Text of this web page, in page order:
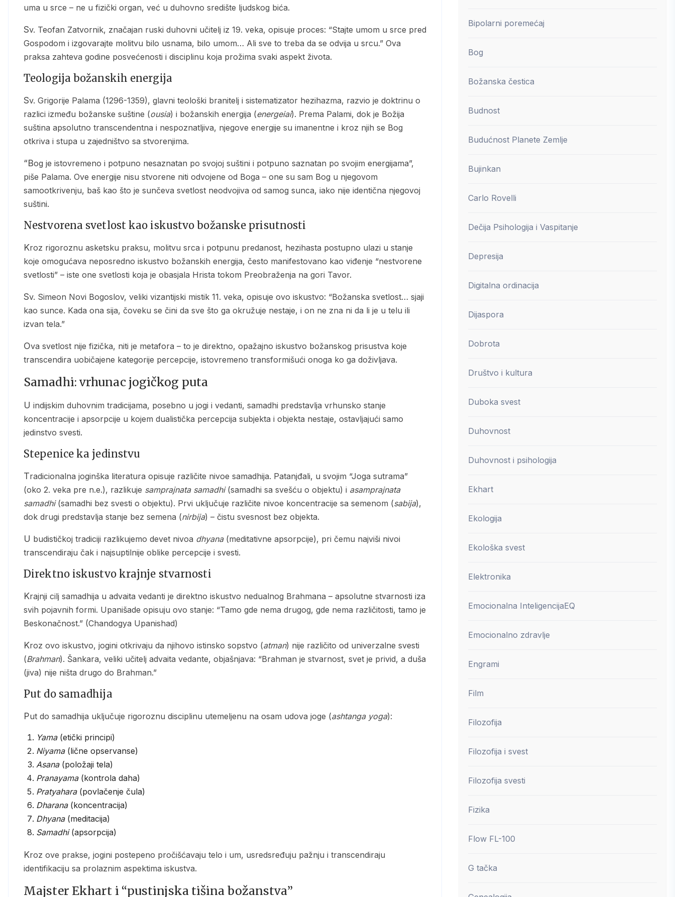
uma u srce – ne u fizički organ, već u duhovno središte ljudskog bića.
Sv. Teofan Zatvornik, značajan ruski duhovni učitelj iz 19. veka, opisuje proces: “Stajte umom u srce pred
Gospodom i izgovarajte molitvu bilo usnama, bilo umom… Ali sve to treba da se odvija u srcu.” Ova
praksa zahteva godine posvećenosti i disciplinu koja prožima svaki aspekt života.
Teologija božanskih energija
Sv. Grigorije Palama (1296-1359), glavni teološki branitelj i sistematizator hezihazma, razvio je doktrinu o
razlici između božanske suštine (ousia) i božanskih energija (energeiai). Prema Palami, dok je Božija
suština apsolutno transcendentna i nespoznatljiva, njegove energije su imanentne i kroz njih se Bog
otkriva i stupa u zajedništvo sa stvorenjima.
“Bog je istovremeno i potpuno nesaznatan po svojoj suštini i potpuno saznatan po svojim energijama”,
piše Palama. Ove energije nisu stvorene niti odvojene od Boga – one su sam Bog u njegovom
samootkrivenju, baš kao što je sunčeva svetlost neodvojiva od samog sunca, iako nije identična njegovoj
suštini.
Nestvorena svetlost kao iskustvo božanske prisutnosti
Kroz rigoroznu asketsku praksu, molitvu srca i potpunu predanost, hezihasta postupno ulazi u stanje
koje omogućava neposredno iskustvo božanskih energija, često manifestovano kao viđenje “nestvorene
svetlosti” – iste one svetlosti koja je obasjala Hrista tokom Preobraženja na gori Tavor.
Sv. Simeon Novi Bogoslov, veliki vizantijski mistik 11. veka, opisuje ovo iskustvo: “Božanska svetlost… sjaji
kao sunce. Kada ona sija, čoveku se čini da sve što ga okružuje nestaje, i on ne zna ni da li je u telu ili
izvan tela.”
Ova svetlost nije fizička, niti je metafora – to je direktno, opažajno iskustvo božanskog prisustva koje
transcendira uobičajene kategorije percepcije, istovremeno transformišući onoga ko ga doživljava.
Samadhi: vrhunac jogičkog puta
U indijskim duhovnim tradicijama, posebno u jogi i vedanti, samadhi predstavlja vrhunsko stanje
koncentracije i apsorpcije u kojem dualistička percepcija subjekta i objekta nestaje, ostavljajući samo
jedinstvo svesti.
Stepenice ka jedinstvu
Tradicionalna joginška literatura opisuje različite nivoe samadhija. Patanjđali, u svojim “Joga sutrama”
(oko 2. veka pre n.e.), razlikuje samprajnata samadhi(samadhi sa svešću o objektu) i asamprajnata
samadhi(samadhi bez svesti o objektu). Prvi uključuje različite nivoe koncentracije sa semenom (sabija),
dok drugi predstavlja stanje bez semena (nirbija) – čistu svesnost bez objekta.
U budističkoj tradiciji razlikujemo devet nivoa dhyana(meditativne apsorpcije), pri čemu najviši nivoi
transcendiraju čak i najsuptilnije oblike percepcije i svesti.
Direktno iskustvo krajnje stvarnosti
Krajnji cilj samadhija u advaita vedanti je direktno iskustvo nedualnog Brahmana – apsolutne stvarnosti iza
svih pojavnih formi. Upanišade opisuju ovo stanje: “Tamo gde nema drugog, gde nema različitosti, tamo je
Beskonačnost.” (Chandogya Upanishad)
Kroz ovo iskustvo, jogini otkrivaju da njihovo istinsko sopstvo (atman) nije različito od univerzalne svesti
(Brahman). Šankara, veliki učitelj advaita vedante, objašnjava: “Brahman je stvarnost, svet je privid, a duša
(jiva) nije ništa drugo do Brahman.”
Put do samadhija
Put do samadhija uključuje rigoroznu disciplinu utemeljenu na osam udova joge (ashtanga yoga):
Yama(etički principi)
Niyama(lične opservanse)
Asana(položaji tela)
Pranayama(kontrola daha)
Pratyahara(povlačenje čula)
Dharana(koncentracija)
Dhyana(meditacija)
Samadhi(apsorpcija)
Kroz ove prakse, jogini postepeno pročišćavaju telo i um, usredsređuju pažnju i transcendiraju
identifikaciju sa prolaznim aspektima iskustva.
Majster Ekhart i “pustinjska tišina božanstva”
Bipolarni poremećaj
Bog
Božanska čestica
Budnost
Budućnost Planete Zemlje
Bujinkan
Carlo Rovelli
Dečija Psihologija i Vaspitanje
Depresija
Digitalna ordinacija
Dijaspora
Dobrota
Društvo i kultura
Duboka svest
Duhovnost
Duhovnost i psihologija
Ekhart
Ekologija
Ekološka svest
Elektronika
Emocionalna InteligencijaEQ
Emocionalno zdravlje
Engrami
Film
Filozofija
Filozofija i svest
Filozofija svesti
Fizika
Flow FL-100
G tačka